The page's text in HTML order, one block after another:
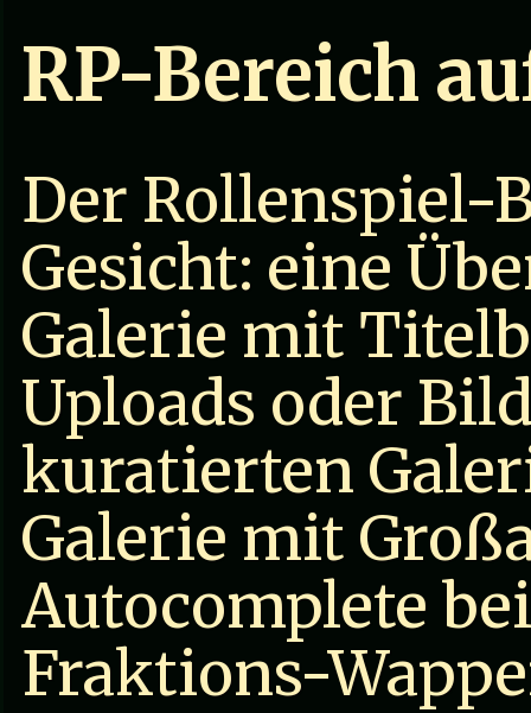
RP-Bereich
Der Rollenspiel-
Gesicht: eine
Galerie mit
Uploads oder
kuratierten
Galerie mit
Autocomplete
Fraktions-